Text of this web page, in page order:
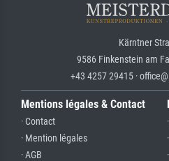
Kärntner
9586 Finkenstein am
+43 4257 29415 ·
Mentions légales & Contact
· Contact
· Mention légales
· AGB